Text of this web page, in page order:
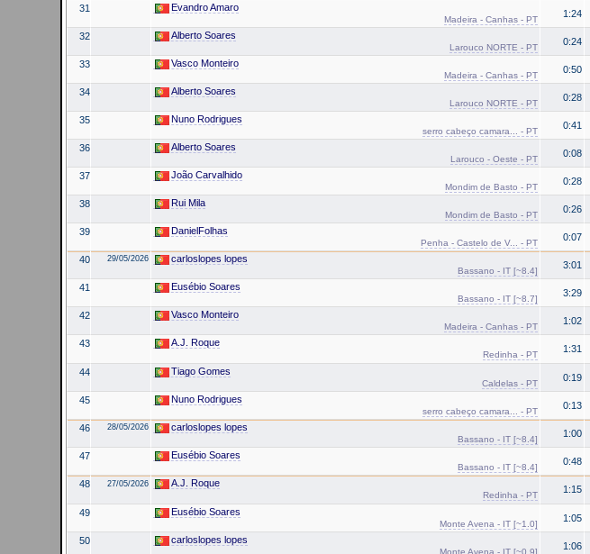
31 Evandro Amaro
Madeira - Canhas - PT
1:24
32 Alberto Soares
Larouco NORTE - PT
0:24
33 Vasco Monteiro
Madeira - Canhas - PT
0:50
34 Alberto Soares
Larouco NORTE - PT
0:28
35 Nuno Rodrigues
serro cabeço camara... - PT
0:41
36 Alberto Soares
Larouco - Oeste - PT
0:08
37 João Carvalhido
Mondim de Basto - PT
0:28
38 Rui Mila
Mondim de Basto - PT
0:26
39 DanielFolhas
Penha - Castelo de V... - PT
0:07
40 29/05/2026 carloslopes lopes
Bassano - IT [~8.4]
3:01
41 Eusébio Soares
Bassano - IT [~8.7]
3:29
42 Vasco Monteiro
Madeira - Canhas - PT
1:02
43 A.J. Roque
Redinha - PT
1:31
44 Tiago Gomes
Caldelas - PT
0:19
45 Nuno Rodrigues
serro cabeço camara... - PT
0:13
46 28/05/2026 carloslopes lopes
Bassano - IT [~8.4]
1:00
47 Eusébio Soares
Bassano - IT [~8.4]
0:48
48 27/05/2026 A.J. Roque
Redinha - PT
1:15
49 Eusébio Soares
Monte Avena - IT [~1.0]
1:05
50 carloslopes lopes
Monte Avena - IT [~0.9]
1:06